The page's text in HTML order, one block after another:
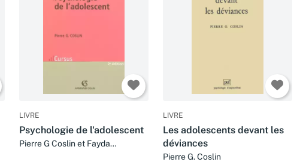
LIVRE
Psychologie de l'adolescent
Pierre G Coslin et Fayda
LIVRE
Les adolescents devant les
déviances
Pierre G. Coslin